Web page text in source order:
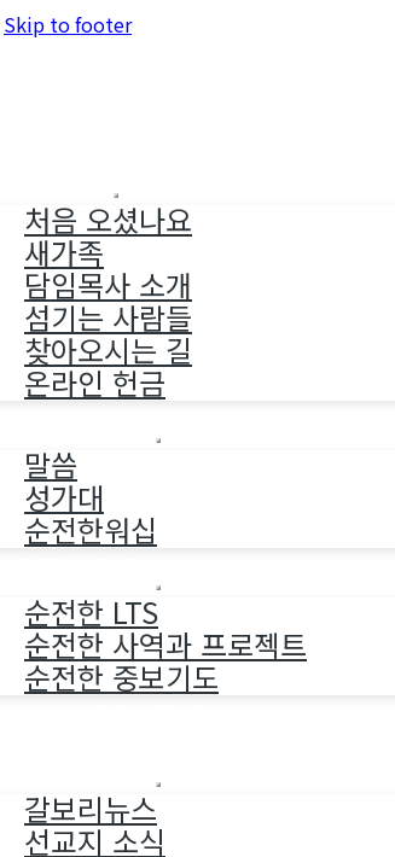
Skip to footer
처음 오셨나요
새가족
담임목사 소개
섬기는 사람들
찾아오시는 길
온라인 헌금
말씀
성가대
순전한워십
순전한 LTS
순전한 사역과 프로젝트
순전한 중보기도
갈보리뉴스
선교지 소식